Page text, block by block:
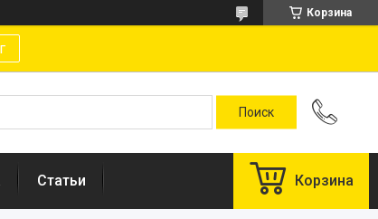
Корзина
Статьи Корзина